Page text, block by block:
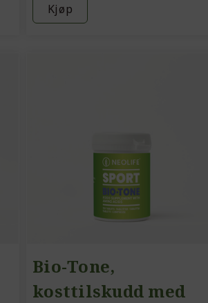
tyggetablett
Kjøp
Bio-Tone,
kosttilskudd med